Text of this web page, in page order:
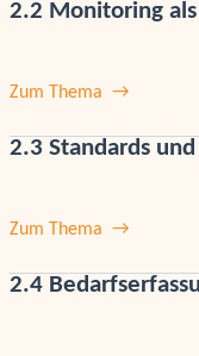
2.2 Monitoring
Zum Thema
2.3 Standards
Zum Thema
2.4